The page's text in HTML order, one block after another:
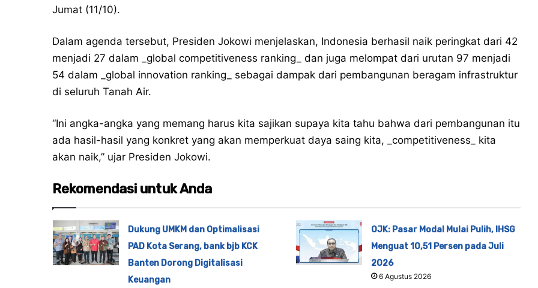
Jumat (11/10).
Dalam agenda tersebut, Presiden Jokowi menjelaskan, Indonesia berhasil naik peringkat dari 42
menjadi 27 dalam _global competitiveness ranking_ dan juga melompat dari urutan 97 menjadi
54 dalam _global innovation ranking_ sebagai dampak dari pembangunan beragam infrastruktur
di seluruh Tanah Air.
“Ini angka-angka yang memang harus kita sajikan supaya kita tahu bahwa dari pembangunan itu
ada hasil-hasil yang konkret yang akan memperkuat daya saing kita, _competitiveness_ kita
akan naik,” ujar Presiden Jokowi.
Rekomendasi untuk Anda
Dukung UMKM dan Optimalisasi
PAD Kota Serang, bank bjb KCK
Banten Dorong Digitalisasi
Keuangan
OJK: Pasar Modal Mulai Pulih, IHSG
Menguat 10,51 Persen pada Juli
2026
6 Agustus 2026